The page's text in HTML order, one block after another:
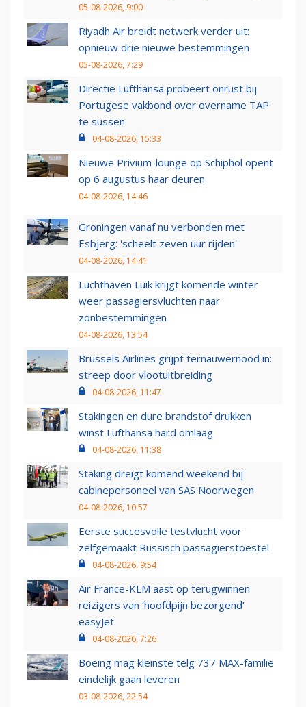
05-08-2026, 9:00
Riyadh Air breidt netwerk verder uit:
opnieuw drie nieuwe bestemmingen
05-08-2026, 7:29
Directie Lufthansa probeert onrust bij
Portugese vakbond over overname TAP
te sussen
04-08-2026, 15:33
Nieuwe Privium-lounge op Schiphol opent
op 6 augustus haar deuren
04-08-2026, 14:46
Groningen vanaf nu verbonden met
Esbjerg: 'scheelt zeven uur rijden'
04-08-2026, 14:41
Luchthaven Luik krijgt komende winter
weer passagiersvluchten naar
zonbestemmingen
04-08-2026, 13:54
Brussels Airlines grijpt ternauwernood in:
streep door vlootuitbreiding
04-08-2026, 11:47
Stakingen en dure brandstof drukken
winst Lufthansa hard omlaag
04-08-2026, 11:38
Staking dreigt komend weekend bij
cabinepersoneel van SAS Noorwegen
04-08-2026, 10:57
Eerste succesvolle testvlucht voor
zelfgemaakt Russisch passagierstoestel
04-08-2026, 9:54
Air France-KLM aast op terugwinnen
reizigers van ‘hoofdpijn bezorgend’
easyJet
04-08-2026, 7:26
Boeing mag kleinste telg 737 MAX-familie
eindelijk gaan leveren
03-08-2026, 22:54